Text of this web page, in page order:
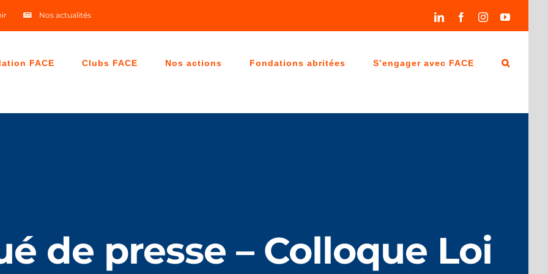
Nos actualités LinkedInFacebookInstagramYouTube
FACE Clubs FACE Nos actions Fondations abritées S’engager avec FACE
de presse – Colloque Loi